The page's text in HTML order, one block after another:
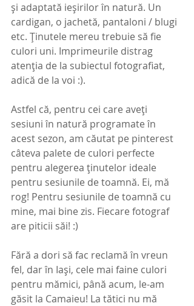
și adaptată ieșirilor în natură. Un
cardigan, o jachetă, pantaloni / blugi
etc. Ținutele mereu trebuie să fie
culori uni. Imprimeurile distrag
atenția de la subiectul fotografiat,
adică de la voi :).
Astfel că, pentru cei care aveți
sesiuni în natură programate în
acest sezon, am căutat pe pinterest
câteva palete de culori perfecte
pentru alegerea ținutelor ideale
pentru sesiunile de toamnă. Ei, mă
rog! Pentru sesiunile de toamnă cu
mine, mai bine zis. Fiecare fotograf
are piticii săi! :)
Fără a dori să fac reclamă în vreun
fel, dar în Iași, cele mai faine culori
pentru mămici, până acum, le-am
găsit la Camaieu! La tătici nu mă